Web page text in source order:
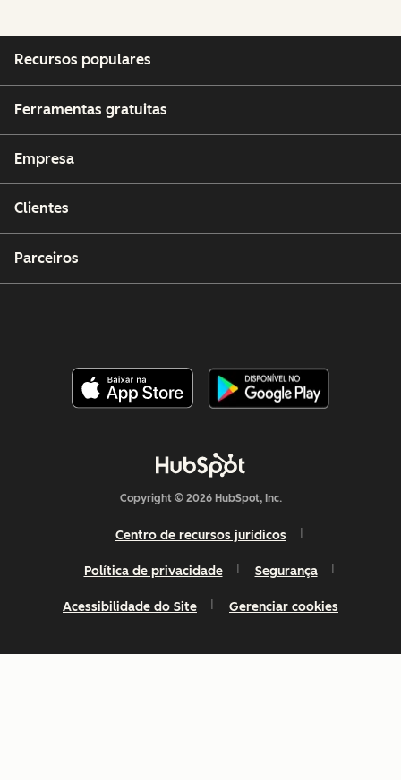
Recursos populares
Ferramentas gratuitas
Empresa
Clientes
Parceiros
Copyright © 2026 HubSpot, Inc.
Centro de recursos jurídicos
Política de privacidade Segurança
Acessibilidade do Site Gerenciar cookies